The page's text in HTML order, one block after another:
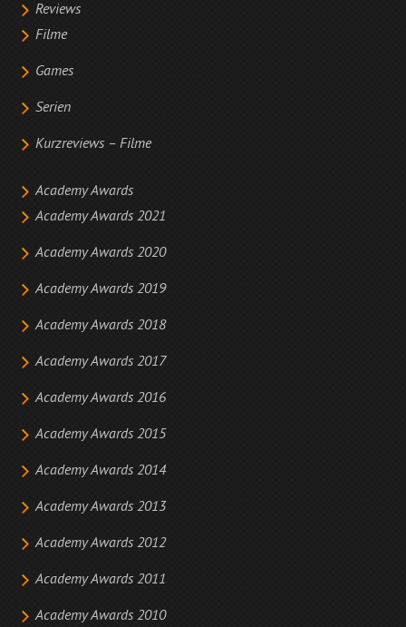
Reviews
Filme
Games
Serien
Kurzreviews – Filme
Academy Awards
Academy Awards 2021
Academy Awards 2020
Academy Awards 2019
Academy Awards 2018
Academy Awards 2017
Academy Awards 2016
Academy Awards 2015
Academy Awards 2014
Academy Awards 2013
Academy Awards 2012
Academy Awards 2011
Academy Awards 2010